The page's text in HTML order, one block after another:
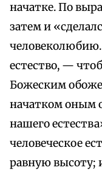
начатке. По
затем и
естество, —
Божеским
начатком оным
нашего
человеческое
равную высоту;